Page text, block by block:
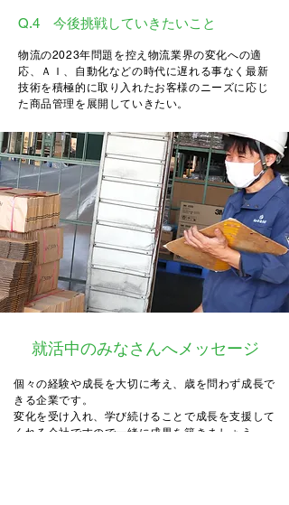
Q.4 今後挑戦していきたいこと
物流の2023年問題を控え物流業界の変化への適
応、ＡＩ、自動化などの時代に遅れる事なく最新
技術を積極的に取り入れたお客様のニーズに応じ
た商品管理を展開していきたい。
就活中のみなさんへメッセージ
個々の経験や成長を大切に考え、歳を問わず成長で
きる企業です。
変化を受け入れ、学び続けることで成長を支援して
くれる会社ですので一緒に成果を築きましょう。